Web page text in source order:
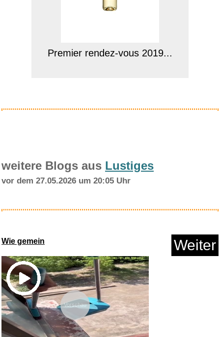
Premier rendez-vous 2019...
weitere Blogs aus Lustiges
vor dem 27.05.2026 um 20:05 Uhr
Wie gemein Weiter
Vorschau